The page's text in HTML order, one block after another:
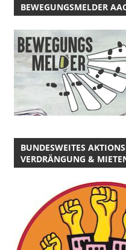
BEWEGUNGSMELDER
BUNDESWEITES
VERDRÄNGUNG &